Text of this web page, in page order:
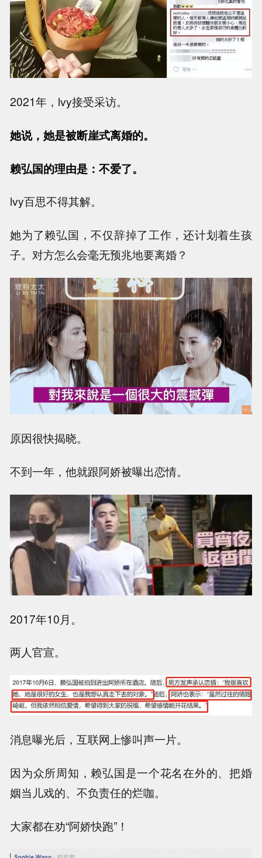
2021年，lvy接受采访。
她说，她是被断崖式离婚的。
赖弘国的理由是：不爱了。
lvy百思不得其解。
她为了赖弘国，不仅辞掉了工作，还计划着生孩
子。对方怎么会毫无预兆地要离婚？
原因很快揭晓。
不到一年，他就跟阿娇被曝出恋情。
2017年10月。
两人官宣。
消息曝光后，互联网上惨叫声一片。
因为众所周知，赖弘国是一个花名在外的、把婚
姻当儿戏的、不负责任的烂咖。
大家都在劝“阿娇快跑”！